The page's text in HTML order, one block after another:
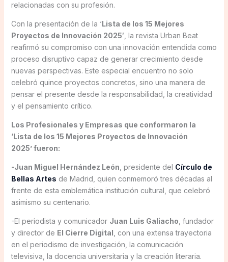
relacionadas con su profesión.
Con la presentación de la ‘Lista de los 15 Mejores
Proyectos de Innovación 2025′ , la revista Urban Beat
reafirmó su compromiso con una innovación entendida como
proceso disruptivo capaz de generar crecimiento desde
nuevas perspectivas. Este especial encuentro no solo
celebró quince proyectos concretos, sino una manera de
pensar el presente desde la responsabilidad, la creatividad
y el pensamiento crítico.
Los Profesionales y Empresas que conformaron la
‘Lista de los 15 Mejores Proyectos de Innovación
2025’ fueron:
-Juan Miguel Hernández León , presidente del Círculo de
Bellas Artes de Madrid, quien conmemoró tres décadas al
frente de esta emblemática institución cultural, que celebró
asimismo su centenario.
-El periodista y comunicador Juan Luis Galiacho , fundador
y director de El Cierre Digital , con una extensa trayectoria
en el periodismo de investigación, la comunicación
televisiva, la docencia universitaria y la creación literaria.